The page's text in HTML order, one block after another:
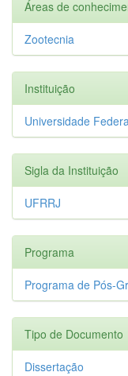
Áreas de
Zootecnia
Instituição
Universidade
Sigla da Instituição
UFRRJ
Programa
Programa de Pós-
Tipo de Documento
Dissertação